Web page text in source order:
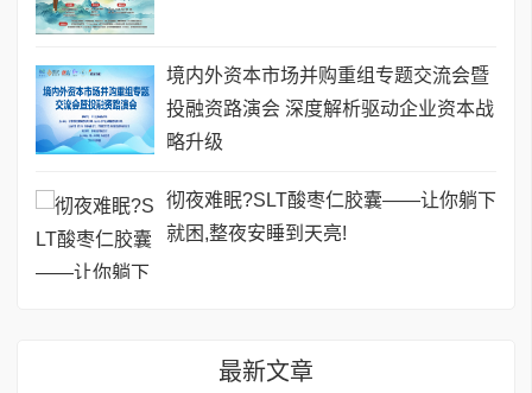
境内外资本市场并购重组专题交流会暨
投融资路演会 深度解析驱动企业资本战
略升级
彻夜难眠?SLT酸枣仁胶囊——让你躺下
就困,整夜安睡到天亮!
最新文章